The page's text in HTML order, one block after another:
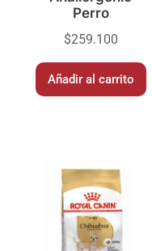
Perro
$259.100
Añadir al carrito